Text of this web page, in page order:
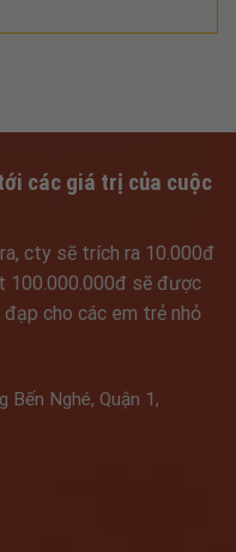
các giá trị của cuộc
cty sẽ trích ra 10.000đ
100.000.000đ sẽ được
cho các em trẻ nhỏ
Nghé, Quận 1,